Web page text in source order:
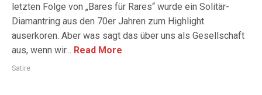
letzten Folge von „Bares für Rares“ wurde ein Solitär-
Diamantring aus den 70er Jahren zum Highlight
auserkoren. Aber was sagt das über uns als Gesellschaft
aus, wenn wir... Read More
Satire